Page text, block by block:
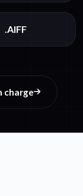
.AIFF
charge